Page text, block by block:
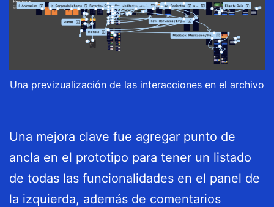
Una previzualización de las interacciones en el archivo
Una mejora clave fue agregar punto de
ancla en el prototipo para tener un listado
de todas las funcionalidades en el panel de
la izquierda, además de comentarios